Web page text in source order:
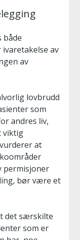
både
av
av
lovbrudd
som
andres liv,
viktig
at
permisjoner
bør være et
det særskilte
som er